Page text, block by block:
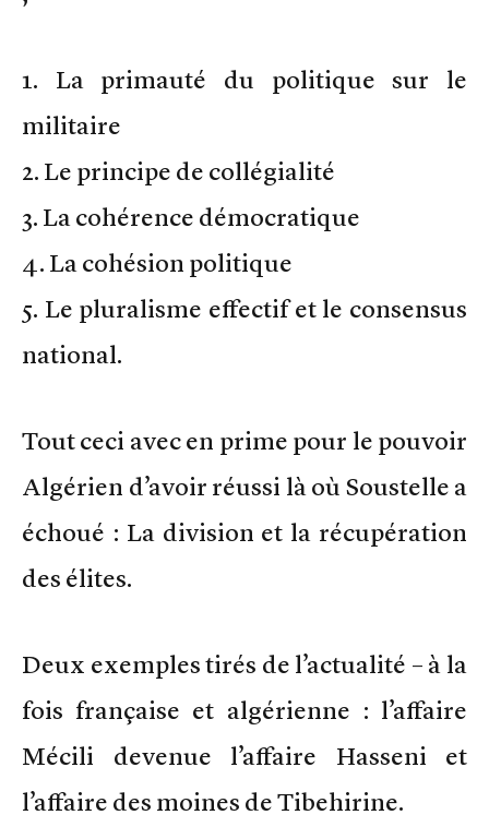
1. La primauté du politique sur le
militaire
2. Le principe de collégialité
3. La cohérence démocratique
4. La cohésion politique
5. Le pluralisme effectif et le consensus
national.
Tout ceci avec en prime pour le pouvoir
Algérien d’avoir réussi là où Soustelle a
échoué : La division et la récupération
des élites.
Deux exemples tirés de l’actualité – à la
fois française et algérienne : l’affaire
Mécili devenue l’affaire Hasseni et
l’affaire des moines de Tibehirine.